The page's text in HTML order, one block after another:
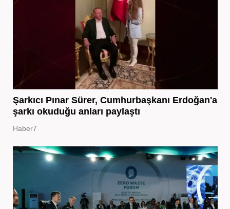
Şarkıcı Pınar Sürer, Cumhurbaşkanı Erdoğan'a
şarkı okuduğu anları paylaştı
Haber7